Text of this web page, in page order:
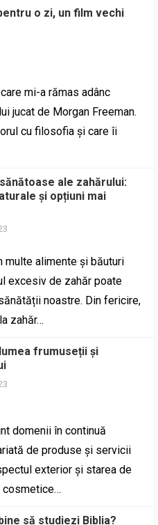
o zi, un film vechi
mi-a rămas adânc
jucat de Morgan Freeman.
cu filosofia și care îi
ale zahărului:
și opțiuni mai
multe alimente și băuturi
excesiv de zahăr poate
noastre. Din fericire,
zahăr…
frumuseții și
domenii în continuă
de produse și servicii
exterior și starea de
cosmetice…
să studiezi Biblia?